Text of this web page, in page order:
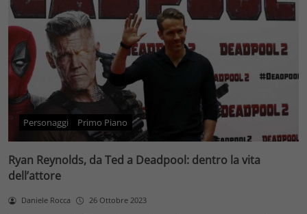
Personaggi Primo Piano
Ryan Reynolds, da Ted a Deadpool: dentro la vita
dell’attore
Daniele Rocca 26 Ottobre 2023